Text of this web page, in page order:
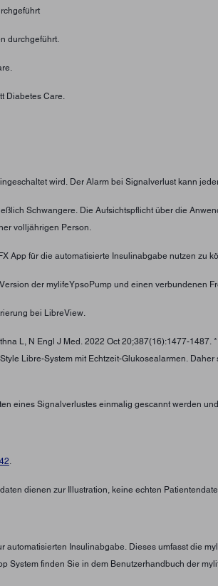
durchgeführt.
Diabetes Care.
wird. Der Alarm bei Signalverlust kann
Schwangere. Die Aufsichtspflicht über die
volljährigen Person.
App für die automatisierte Insulinabgabe nutzen zu
der mylifeYpsoPump und einen verbundenen
bei LibreView.
L, N Engl J Med. 2022 Oct 20;387(16):1477-1487.
Libre-System mit Echtzeit-Glukosealarmen.
eines Signalverlustes einmalig gescannt werden
.
dienen zur Illustration, keine echten
Insulinabgabe. Dieses umfasst die
System finden Sie in dem Benutzerhandbuch der